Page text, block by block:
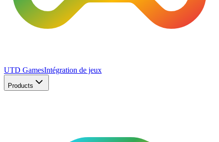
UTD GamesIntégration de jeux
Products